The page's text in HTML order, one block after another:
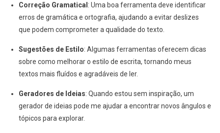
Correção Gramatical : Uma boa ferramenta deve identificar
erros de gramática e ortografia, ajudando a evitar deslizes
que podem comprometer a qualidade do texto.
Sugestões de Estilo: Algumas ferramentas oferecem dicas
sobre como melhorar o estilo de escrita, tornando meus
textos mais fluídos e agradáveis de ler.
Geradores de Ideias: Quando estou sem inspiração, um
gerador de ideias pode me ajudar a encontrar novos ângulos e
tópicos para explorar.